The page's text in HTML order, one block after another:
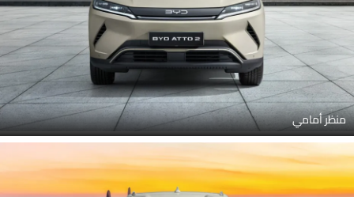
منظر أمامي